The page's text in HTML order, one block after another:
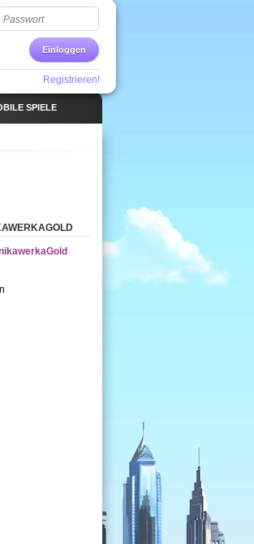
Passwort
Einloggen
Registrieren!
SPIELE